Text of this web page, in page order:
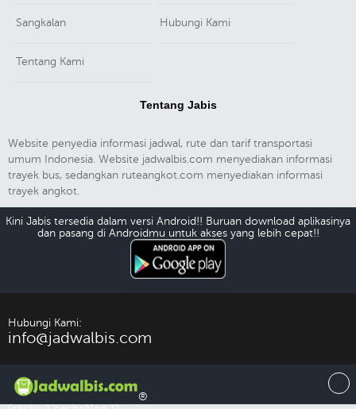
Sangkalan Hubungi Kami
Tentang Kami
Tentang Jabis
Website penyedia informasi jadwal, rute dan tarif transportasi
umum Indonesia. Website jadwalbis.com menyediakan informasi
trayek bus, sedangkan ruteangkot.com menyediakan informasi
trayek angkot.
Kini Jabis tersedia dalam versi Android!! Buruan download aplikasinya
dan pasang di Androidmu untuk akses yang lebih cepat!!
Hubungi Kami:
info@jadwalbis.com
®